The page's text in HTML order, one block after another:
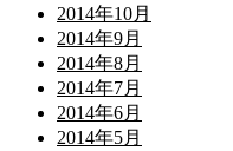
2014年10月
2014年9月
2014年8月
2014年7月
2014年6月
2014年5月